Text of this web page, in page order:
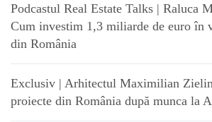
Podcastul Real Estate Talks | Raluca
Cum investim 1,3 miliarde de euro în
din România
Exclusiv | Arhitectul Maximilian
proiecte din România după munca la